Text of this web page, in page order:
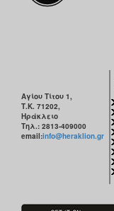
Αγίου Τίτου 1,
Τ.Κ. 71202,
Ηράκλειο
Τηλ.: 2813-409000
email:info@heraklion.gr